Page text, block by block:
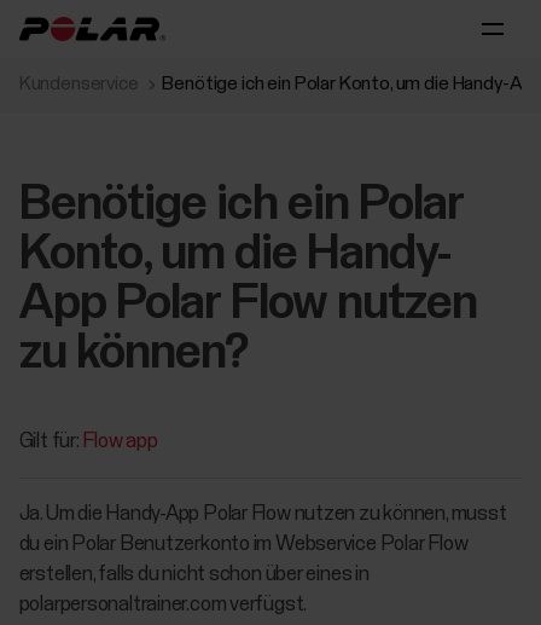
Kundenservice Benötige ich ein Polar Konto, um die Handy-
Benötige ich ein Polar
Konto, um die Handy-
App Polar Flow nutzen
zu können?
Gilt für: Flow app
Ja. Um die Handy-App Polar Flow nutzen zu können, musst
du ein Polar Benutzerkonto im Webservice Polar Flow
erstellen, falls du nicht schon über eines in
polarpersonaltrainer.com verfügst.